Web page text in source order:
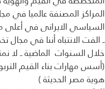
المراكز المصنفة عالميا في
السياسي الايرانى في أعلى
ــ الفت الانتباه أننا في
خلال السنوات  الماضية ــ
(أسس مهارات بناء القيم
هوية مصر الحديثة )